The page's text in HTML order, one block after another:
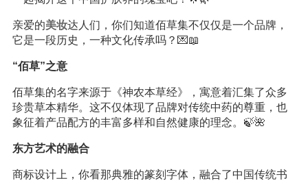
亲爱的美妆达人们，你们知道佰草集不仅仅是一个品牌，
它是一段历史，一种文化传承吗？💌📖
“佰草”之意
佰草集的名字来源于《神农本草经》，寓意着汇集了众多
珍贵草本精华。这不仅体现了品牌对传统中药的尊重，也
象征着产品配方的丰富多样和自然健康的理念。🍃🌺
东方艺术的融合
商标设计上，你看那典雅的篆刻字体，融合了中国传统书